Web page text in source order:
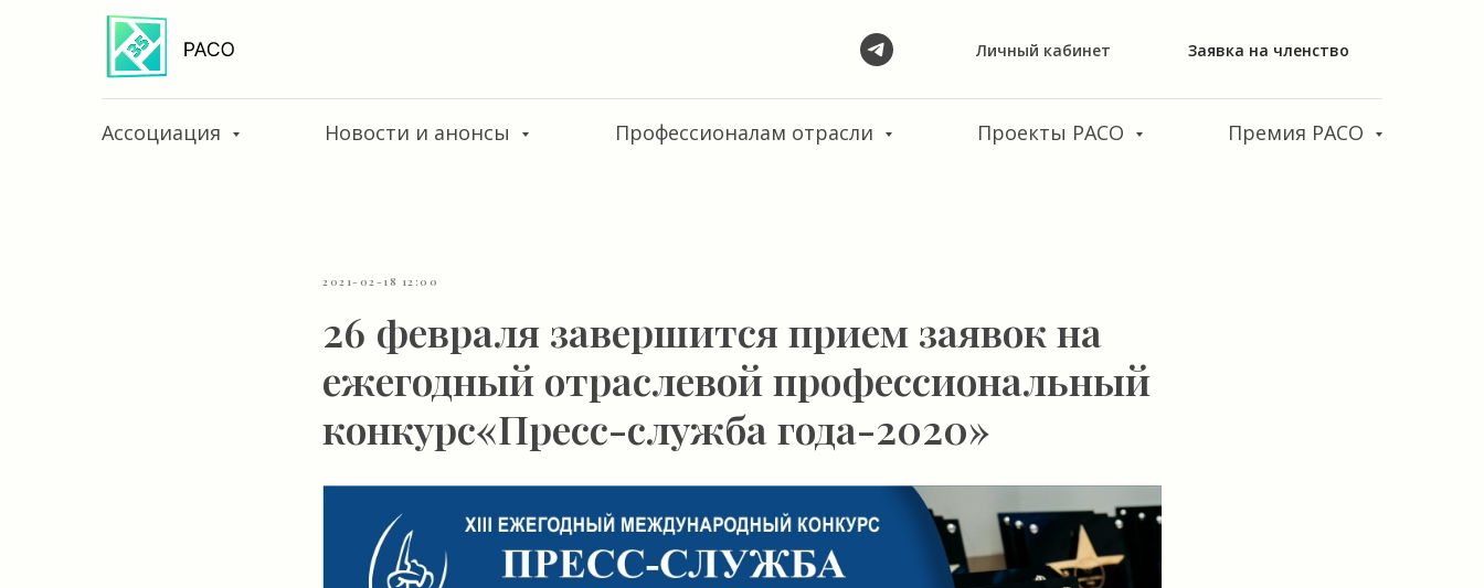
Личный кабинет Заявка на членство
Ассоциация Новости и анонсы Профессионалам отрасли Проекты РАСО Премия РАСО
2021-02-18 12:00
26 февраля завершится прием заявок на
ежегодный отраслевой профессиональный
конкурс«Пресс-служба года-2020»